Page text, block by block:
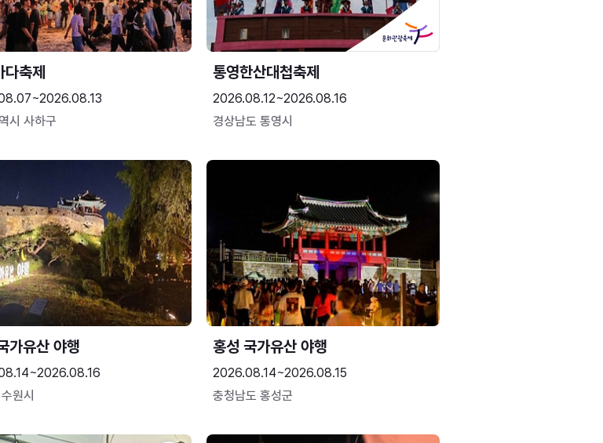
축제
시 사하구
통영한산대첩축제
2026.08.12~2026.08.16
경상남도 통영시
가유산 야행
원시
홍성 국가유산 야행
2026.08.14~2026.08.15
충청남도 홍성군